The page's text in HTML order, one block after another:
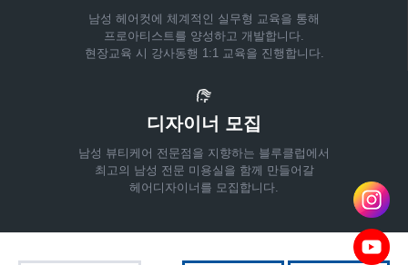
남성 헤어컷에 체계적인 실무형 교육을 통해
프로아티스트를 양성하고 개발합니다.
현장교육 시 강사동행 1:1 교육을 진행합니다.
디자이너 모집
남성 뷰티케어 전문점을 지향하는 블루클럽에서
최고의 남성 전문 미용실을 함께 만들어갈
헤어디자이너를 모집합니다.